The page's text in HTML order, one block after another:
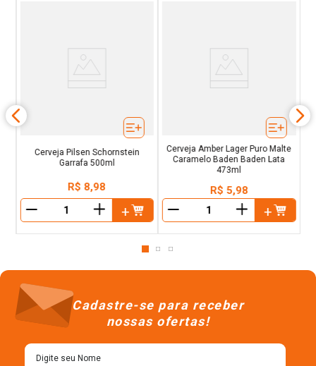
Cerveja Pilsen Schornstein
Garrafa 500ml
R$ 8,98
＋
Cerveja Amber Lager Puro Malte
Caramelo Baden Baden Lata
473ml
R$ 5,98
＋
Cadastre-se para receber
nossas ofertas!